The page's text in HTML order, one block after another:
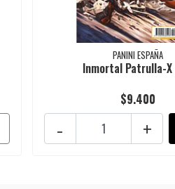
PANINI ESPAÑA
Inmortal Patrulla-X
$9.400
+
-